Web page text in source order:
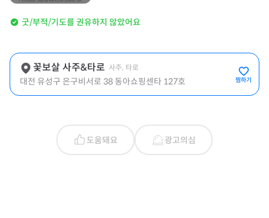
굿/부적/기도를 권유하지 않았어요
꽃보살 사주&타로 사주, 타로
대전 유성구 은구비서로 38 동아쇼핑센타 127호 찜하기
도움돼요 광고의심